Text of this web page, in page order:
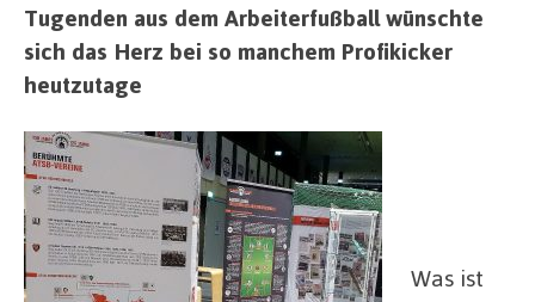
Tugenden aus dem Arbeiterfußball wünschte
sich das Herz bei so manchem Profikicker
heutzutage
Was ist